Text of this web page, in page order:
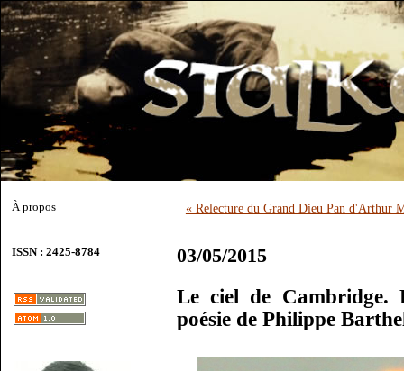
À propos
ISSN : 2425-8784
« Relecture du Grand Dieu Pan d'Arthur
03/05/2015
Le ciel de
poésie de Philippe